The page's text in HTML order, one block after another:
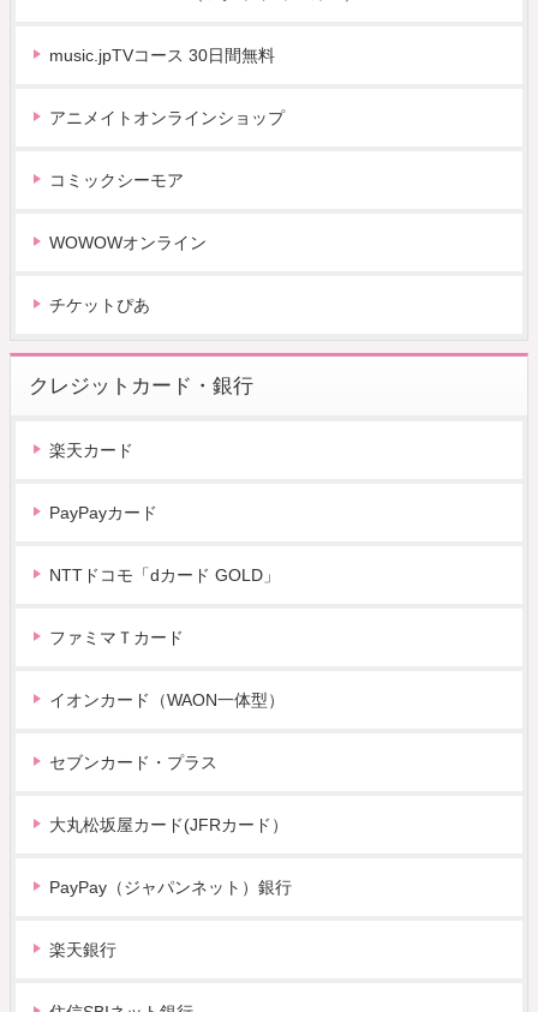
music.jpTVコース 30日間無料
アニメイトオンラインショップ
コミックシーモア
WOWOWオンライン
チケットぴあ
クレジットカード・銀行
楽天カード
PayPayカード
NTTドコモ「dカード GOLD」
ファミマＴカード
イオンカード（WAON一体型）
セブンカード・プラス
大丸松坂屋カード(JFRカード）
PayPay（ジャパンネット）銀行
楽天銀行